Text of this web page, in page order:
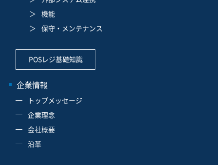
機能
保守・メンテナンス
POSレジ基礎知識
企業情報
トップメッセージ
企業理念
会社概要
沿革